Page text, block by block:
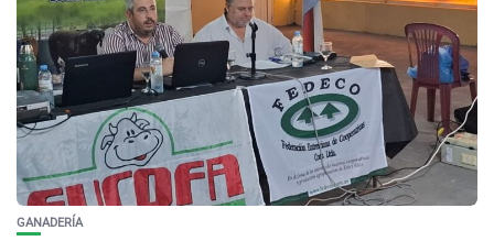
GANADERÍA